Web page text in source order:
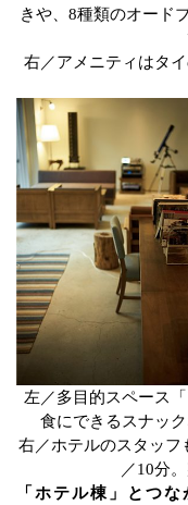
きや、8種類のオード
右／アメニティはタ
左／多目的スペース
食にできるスナッ
右／ホテルのスタッフ
／10分
「ホテル棟」とつ